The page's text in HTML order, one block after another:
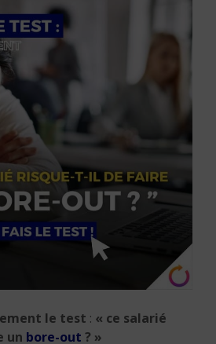
le test : « ce salarié
un bore-out ? »